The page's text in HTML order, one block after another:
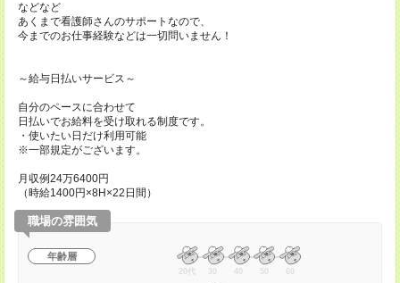
などなど
あくまで看護師さんのサポートなので、
今までのお仕事経験などは一切問いません！
～給与日払いサービス～
自分のペースに合わせて
日払いでお給料を受け取れる制度です。
・使いたい日だけ利用可能
※一部規定がございます。
月収例24万6400円
（時給1400円×8H×22日間）
職場の雰囲気
年齢層
20代 30 40 50 60